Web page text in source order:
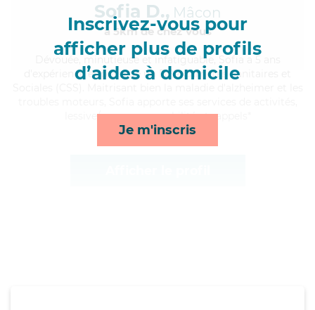
Inscrivez-vous pour
afficher plus de profils
d’aides à domicile
Je m'inscris
Sofia D., Mâcon
à 5km de chez Vous
, minutieuse et infatiguable, Sofia a 5 ans
d'expérience et possède un BEP Carrières Sanitaires et
lessive/repassage, mobilité et rappels*